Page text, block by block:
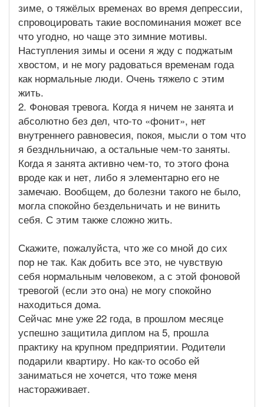
зиме, о тяжёлых временах во время депрессии,
спровоцировать такие воспоминания может все
что угодно, но чаще это зимние мотивы.
Наступления зимы и осени я жду с поджатым
хвостом, и не могу радоваться временам года
как нормальные люди. Очень тяжело с этим
жить.
2. Фоновая тревога. Когда я ничем не занята и
абсолютно без дел, что-то «фонит», нет
внутреннего равновесия, покоя, мысли о том что
я безднльничаю, а остальные чем-то заняты.
Когда я занята активно чем-то, то этого фона
вроде как и нет, либо я элементарно его не
замечаю. Вообщем, до болезни такого не было,
могла спокойно бездельничать и не винить
себя. С этим также сложно жить.
Скажите, пожалуйста, что же со мной до сих
пор не так. Как добить все это, не чувствую
себя нормальным человеком, а с этой фоновой
тревогой (если это она) не могу спокойно
находиться дома.
Сейчас мне уже 22 года, в прошлом месяце
успешно защитила диплом на 5, прошла
практику на крупном предприятии. Родители
подарили квартиру. Но как-то особо ей
заниматься не хочется, что тоже меня
настораживает.